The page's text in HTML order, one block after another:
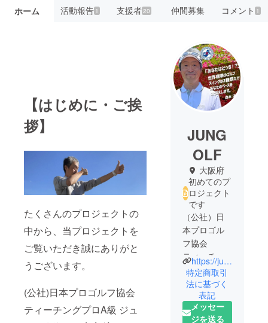
ホーム 活動報告1 支援者 20 仲間募集 コメント 1
【はじめに・ご挨
拶】
たくさんのプロジェクトの
中から、当プロジェクトを
ご覧いただき誠にありがと
うございます。
(公社)日本プロゴルフ協会
ティーチングプロA級 ジュ
JUNG
OLF
大阪府
初めてのプ
ロジェクト
です
（公社）日
本プロゴル
フ協会
ティーチン
グプロA級
ジュニア指
導員
TPI（タイト
https://jun-golf.com/
特定商取引
法に基づく
表記
メッセー
ジを送る